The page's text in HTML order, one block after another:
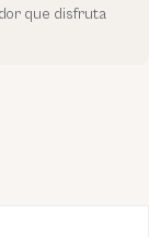
que disfruta